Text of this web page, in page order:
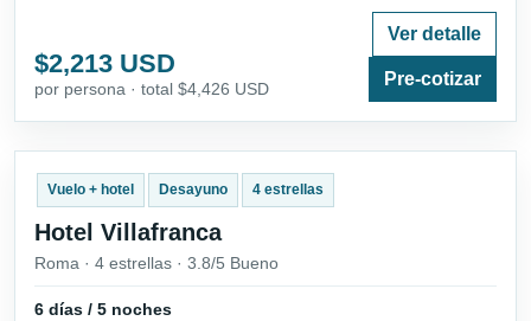
$2,213 USD
por persona · total $4,426 USD
Ver detalle
Pre-cotizar
Vuelo + hotel Desayuno 4 estrellas
Hotel Villafranca
Roma · 4 estrellas · 3.8/5 Bueno
6 días / 5 noches